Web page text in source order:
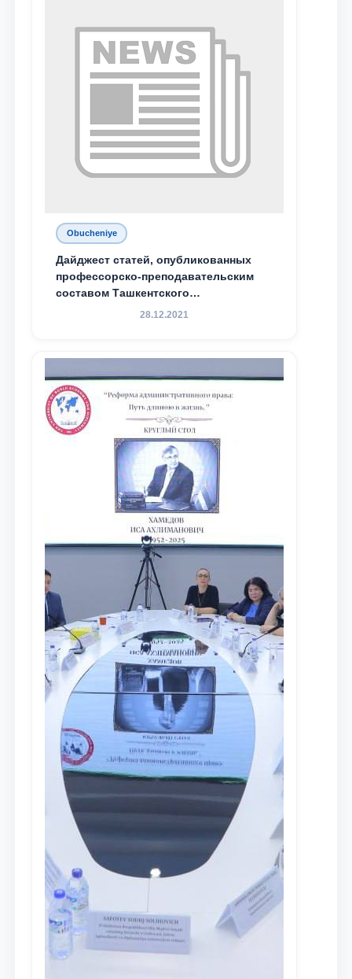
Obucheniye
Дайджест статей, опубликованных
профессорско-преподавательским
составом Ташкентского
государственного юридического
доведения до международного
сообщества результатов реформ и
исследований в сфере
противодействия коррупции
28.12.2021